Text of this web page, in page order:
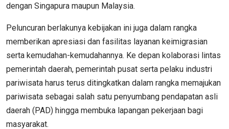
dengan Singapura maupun Malaysia.
Peluncuran berlakunya kebijakan ini juga dalam rangka
memberikan apresiasi dan fasilitas layanan keimigrasian
serta kemudahan-kemudahannya. Ke depan kolaborasi lintas
pemerintah daerah, pemerintah pusat serta pelaku industri
pariwisata harus terus ditingkatkan dalam rangka memajukan
pariwisata sebagai salah satu penyumbang pendapatan asli
daerah (PAD) hingga membuka lapangan pekerjaan bagi
masyarakat.